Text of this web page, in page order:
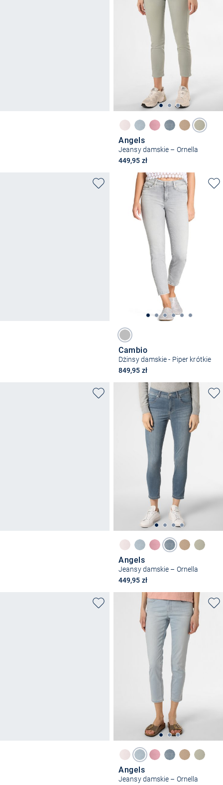
Angels
Jeansy damskie – Ornella
449,95 zł
Cambio
Dżinsy damskie - Piper krótkie
849,95 zł
Angels
Jeansy damskie – Ornella
449,95 zł
Angels
Jeansy damskie – Ornella